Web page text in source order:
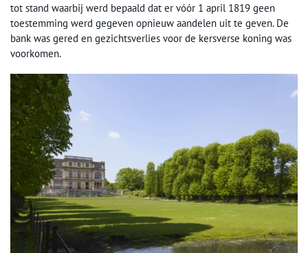
tot stand waarbij werd bepaald dat er vóór 1 april 1819 geen
toestemming werd gegeven opnieuw aandelen uit te geven. De
bank was gered en gezichtsverlies voor de kersverse koning was
voorkomen.